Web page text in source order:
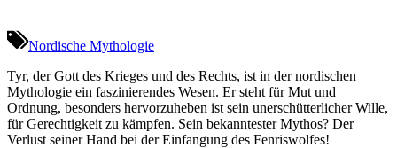
Nordische Mythologie
Tyr, der Gott des Krieges und des Rechts, ist in der nordischen
Mythologie ein faszinierendes Wesen. Er steht für Mut und
Ordnung, besonders hervorzuheben ist sein unerschütterlicher Wille,
für Gerechtigkeit zu kämpfen. Sein bekanntester Mythos? Der
Verlust seiner Hand bei der Einfangung des Fenriswolfes!